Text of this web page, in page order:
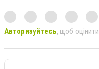
Авторизуйтесь, щоб оцінити